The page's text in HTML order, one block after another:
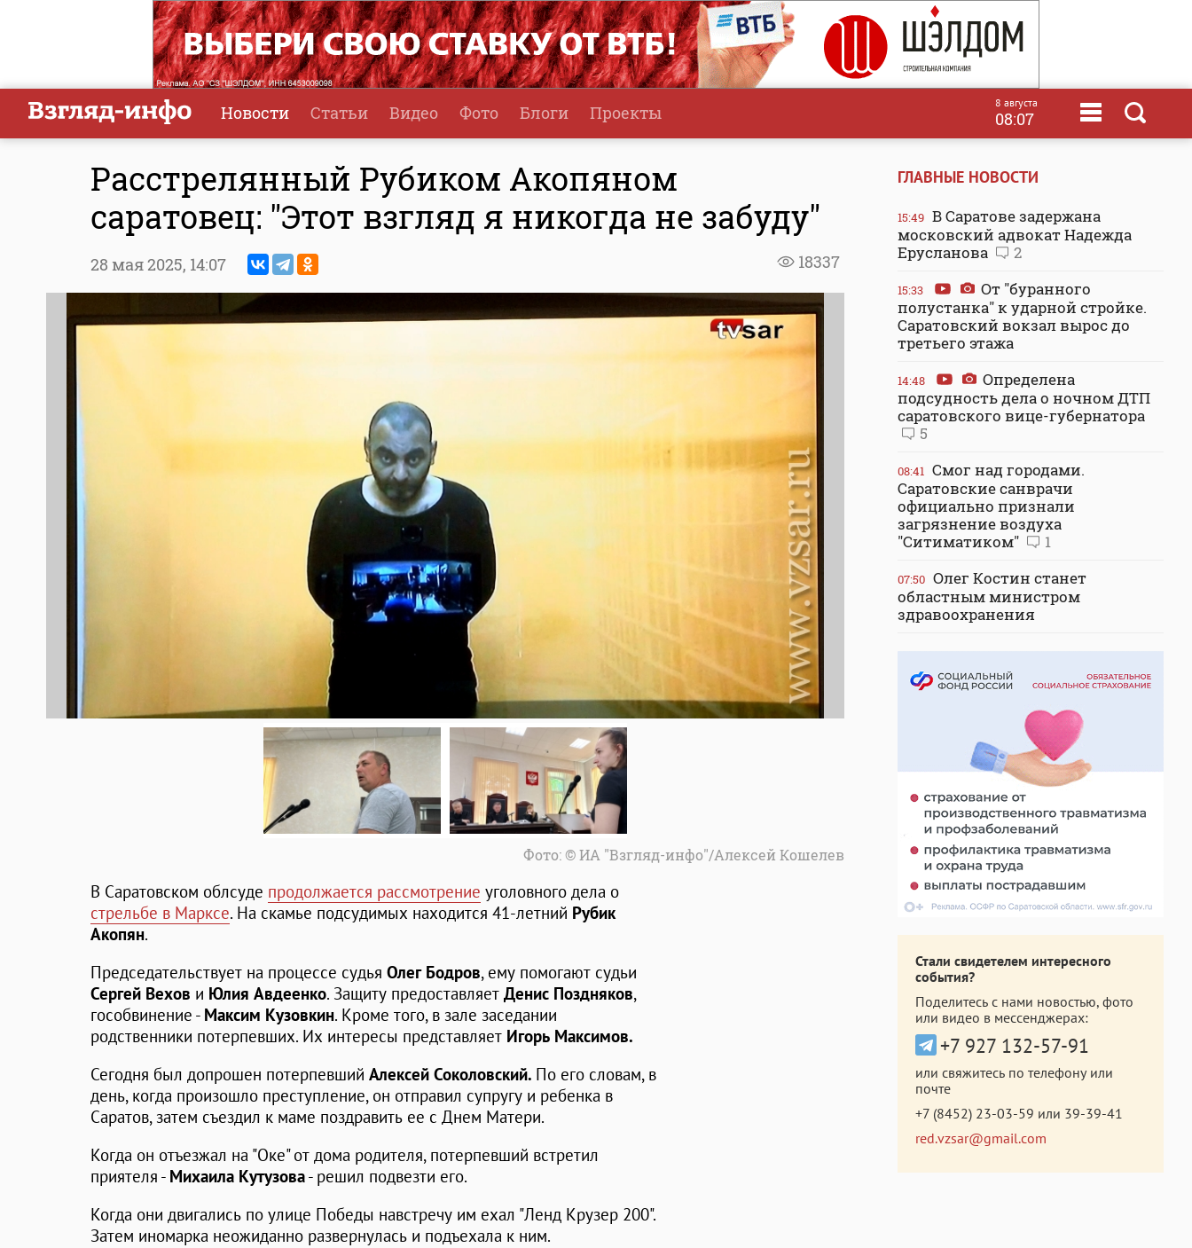
Новости Статьи Видео Фото Блоги Проекты 8 августа
08:07
Расстрелянный Рубиком Акопяном
саратовец: "Этот взгляд я никогда не забуду"
18337
28 мая 2025, 14:07
Фото: © ИА "Взгляд-инфо"/Алексей Кошелев
В Саратовском облсуде продолжается рассмотрение уголовного дела о
стрельбе в Марксе. На скамье подсудимых находится 41-летний Рубик
Акопян.
Председательствует на процессе судья Олег Бодров, ему помогают судьи
Сергей Вехов и Юлия Авдеенко. Защиту предоставляет Денис Поздняков,
гособвинение - Максим Кузовкин. Кроме того, в зале заседании
родственники потерпевших. Их интересы представляет Игорь Максимов.
Сегодня был допрошен потерпевший Алексей Соколовский. По его словам, в
день, когда произошло преступление, он отправил супругу и ребенка в
Саратов, затем съездил к маме поздравить ее с Днем Матери.
Когда он отъезжал на "Оке" от дома родителя, потерпевший встретил
приятеля - Михаила Кутузова- решил подвезти его.
Когда они двигались по улице Победы навстречу им ехал "Ленд Крузер 200".
Затем иномарка неожиданно развернулась и подъехала к ним.
ГЛАВНЫЕ НОВОСТИ
15:49 В Саратове задержана
московский адвокат Надежда
Ерусланова
2
15:33
От "буранного
полустанка" к ударной стройке.
Саратовский вокзал вырос до
третьего этажа
14:48
Определена
подсудность дела о ночном ДТП
саратовского вице-губернатора
5
08:41 Смог над городами.
Саратовские санврачи
официально признали
загрязнение воздуха
"Ситиматиком"
1
07:50 Олег Костин станет
областным министром
здравоохранения
Стали свидетелем интересного
события?
Поделитесь с нами новостью, фото
или видео в мессенджерах:
+7 927 132-57-91
или свяжитесь по телефону или
почте
+7 (8452) 23-03-59 или 39-39-41
red.vzsar@gmail.com